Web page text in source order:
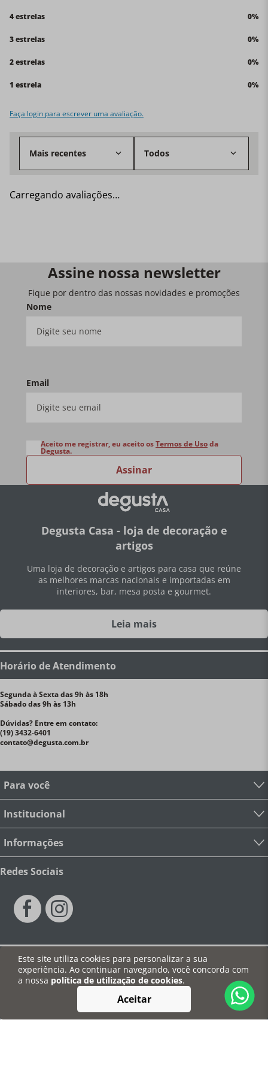
Este site utiliza cookies para personalizar a sua
experiência. Ao continuar navegando, você concorda com
a nossa política de utilização de cookies.
Aceitar
4 estrelas 0%
3 estrelas 0%
2 estrelas 0%
1 estrela 0%
Faça login para escrever uma avaliação.
Mais recentes Todos
Carregando avaliações…
Assine nossa newsletter
Fique por dentro das nossas novidades e promoções
Nome
Email
Assinar
Aceito me registrar, eu aceito osTermos de Usoda
Degusta.
Degusta Casa - loja de decoração e
artigos
Uma loja de decoração e artigos para casa que reúne
as melhores marcas nacionais e importadas em
interiores, bar, mesa posta e gourmet.
Leia mais
Horário de Atendimento
Segunda à Sexta das 9h às 18h
Sábado das 9h às 13h
Dúvidas? Entre em contato:
(19) 3432-6401
contato@degusta.com.br
Para você
Institucional
Informações
Redes Sociais
Pagamentos
Segurança